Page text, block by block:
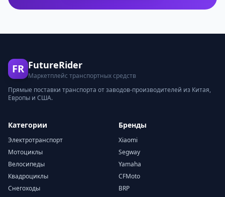
FR FutureRider
Маркетплейс транспортных средств
Прямые поставки транспорта от заводов-производителей из Китая,
Европы и США.
Категории
Электротранспорт
Мотоциклы
Велосипеды
Квадроциклы
Снегоходы
Бренды
Xiaomi
Segway
Yamaha
CFMoto
BRP